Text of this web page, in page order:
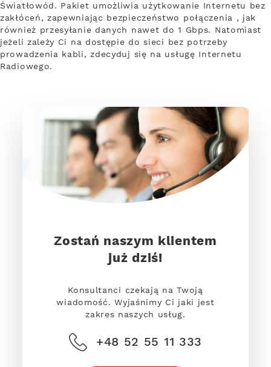
Światłowód. Pakiet umożliwia użytkowanie Internetu bez
zakłóceń, zapewniając bezpieczeństwo połączenia , jak
również przesyłanie danych nawet do 1 Gbps. Natomiast
jeżeli zależy Ci na dostępie do sieci bez potrzeby
prowadzenia kabli, zdecyduj się na usługę Internetu
Radiowego.
Zostań naszym klientem
już dziś!
Konsultanci czekają na Twoją
wiadomość. Wyjaśnimy Ci jaki jest
zakres naszych usług.
+48 52 55 11 333